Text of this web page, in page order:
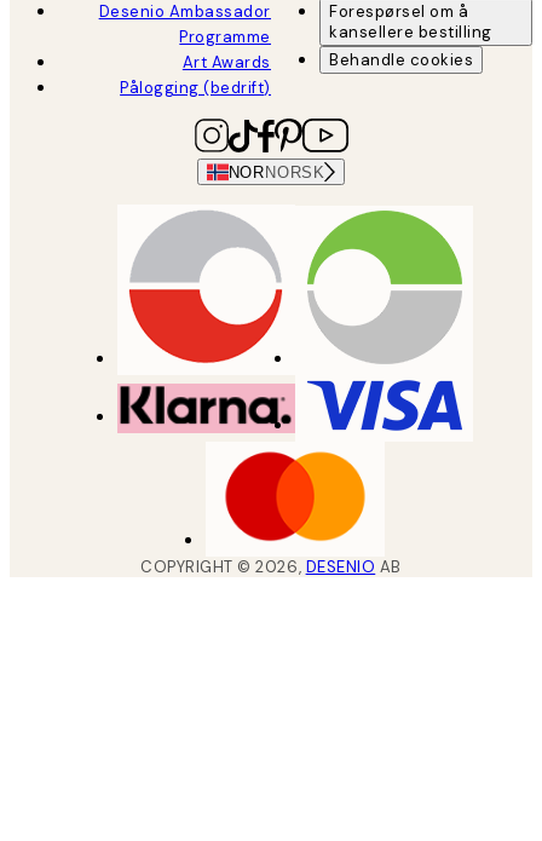
Desenio Ambassador
Programme
Art Awards
Pålogging (bedrift)
Forespørsel om å
kansellere bestilling
Behandle cookies
NOR NORSK
COPYRIGHT ©2026, DESENIO AB